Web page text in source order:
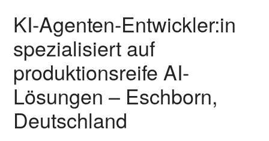
KI-Agenten-Entwickler:in
spezialisiert auf
produktionsreife AI-
Lösungen – Eschborn,
Deutschland